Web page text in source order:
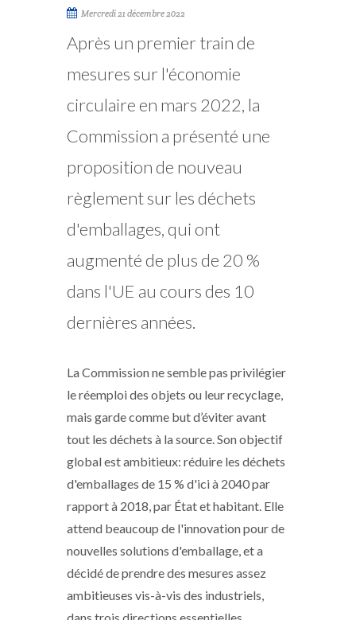
Mercredi 21 décembre 2022
Après un premier train de
mesures sur l'économie
circulaire en mars 2022, la
Commission a présenté une
proposition de nouveau
règlement sur les déchets
d'emballages, qui ont
augmenté de plus de 20 %
dans l'UE au cours des 10
dernières années.
La Commission ne semble pas privilégier
le réemploi des objets ou leur recyclage,
mais garde comme but d’éviter avant
tout les déchets à la source. Son objectif
global est ambitieux: réduire les déchets
d'emballages de 15 % d'ici à 2040 par
rapport à 2018, par État et habitant. Elle
attend beaucoup de l'innovation pour de
nouvelles solutions d'emballage, et a
décidé de prendre des mesures assez
ambitieuses vis-à-vis des industriels,
dans trois directions essentielles.